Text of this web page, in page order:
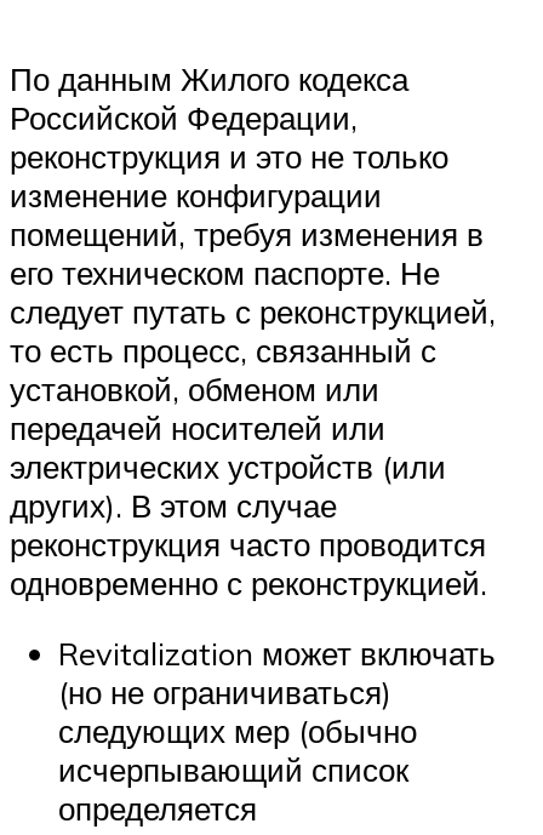
По данным Жилого кодекса
Российской Федерации,
реконструкция и это не только
изменение конфигурации
помещений, требуя изменения в
его техническом паспорте. Не
следует путать с реконструкцией,
то есть процесс, связанный с
установкой, обменом или
передачей носителей или
электрических устройств (или
других). В этом случае
реконструкция часто проводится
одновременно с реконструкцией.
Revitalization может включать
(но не ограничиваться)
следующих мер (обычно
исчерпывающий список
определяется